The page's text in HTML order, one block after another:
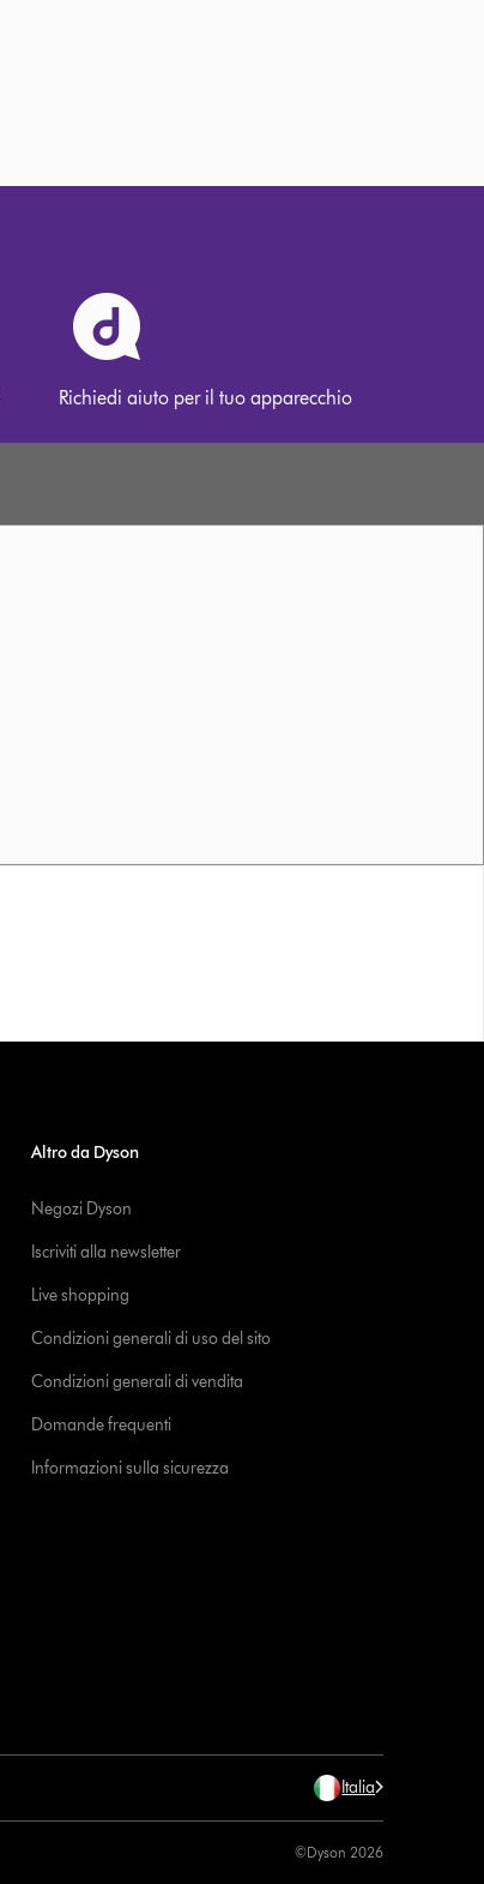
Richiedi aiuto per il tuo apparecchio
Altro da Dyson
Negozi Dyson
Iscriviti alla newsletter
Live shopping
Condizioni generali di uso del sito
Condizioni generali di vendita
Domande frequenti
Informazioni sulla sicurezza
Italia
©Dyson 2026